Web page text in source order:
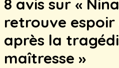
8 avis sur «
retrouve
après la
maîtresse »